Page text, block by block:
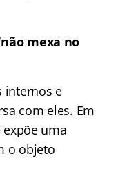
mexa no
internos e
com eles. Em
uma
o objeto